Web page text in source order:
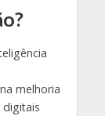
melhoria